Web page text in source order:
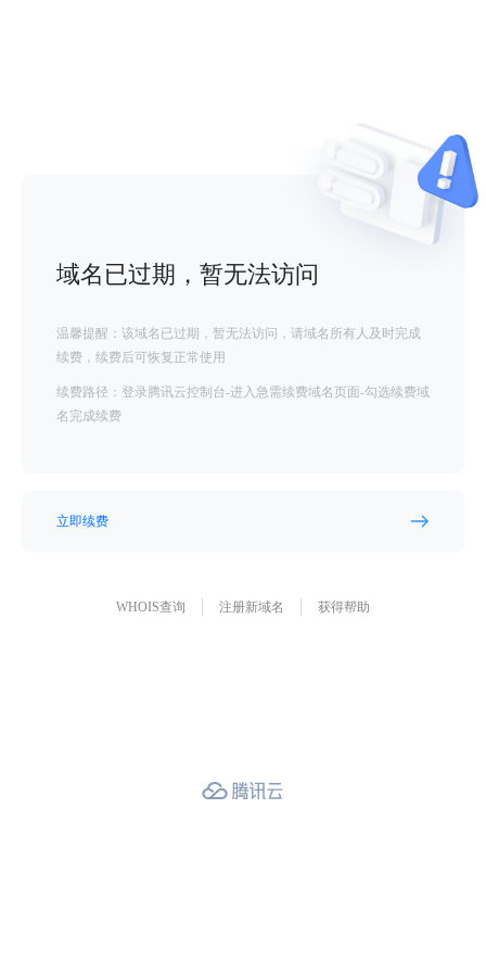
域名已过期，暂无法访问
温馨提醒：该域名已过期，暂无法访问，请域名所有人及时完成
续费，续费后可恢复正常使用
续费路径：登录腾讯云控制台-进入急需续费域名页面-勾选续费域
名完成续费
立即续费
WHOIS查询 注册新域名 获得帮助